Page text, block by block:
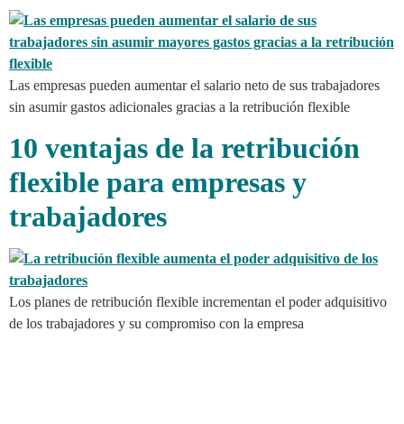
Las empresas pueden aumentar el salario neto de sus trabajadores
sin asumir gastos adicionales gracias a la retribución flexible
10 ventajas de la retribución
flexible para empresas y
trabajadores
Los planes de retribución flexible incrementan el poder adquisitivo
de los trabajadores y su compromiso con la empresa